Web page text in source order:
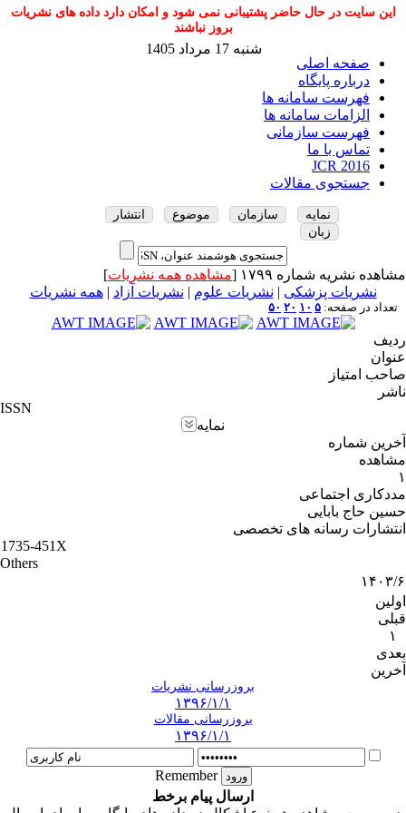
این سایت در حال حاضر پشتیبانی نمی شود و امکان دارد داده های نشریات
بروز نباشند
صفحه اصلی
درباره پایگاه
فهرست سامانه ها
الزامات سامانه ها
فهرست سازمانی
تماس با ما
JCR 2016
جستجوی مقالات
شنبه 17 مرداد 1405
نمایه سازمان موضوع
انتشار
زبان
مشاهده نشریه شماره ۱۷۹۹ [ مشاهده همه نشریات]
نشریات پزشکی | نشریات علوم | نشریات آزاد |همه نشریات
تعداد در صفحه: ۵ ۱۰ ۲۰ ۵۰
ردیف
عنوان
صاحب امتیاز
ناشر
ISSN
نمایه
آخرین شماره
مشاهده
۱
مددکاری اجتماعی
حسین حاج بابایی
انتشارات رسانه های تخصصی
1735-451X
Others
۱۴۰۳/۶
اولین
قبلی
۱
بعدی
آخرین
بروزرسانی نشریات
۱۳۹۶/۱/۱
بروزرسانی مقالات
۱۳۹۶/۱/۱
Remember
ارسال پیام برخط